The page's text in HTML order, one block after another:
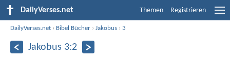
DailyVerses.net Themen Registrieren
DailyVerses.net › Bibel Bücher ›Jakobus ›3
Jakobus 3:2